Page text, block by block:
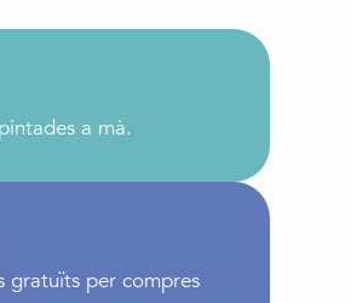
a mà.
gratuïts per compres